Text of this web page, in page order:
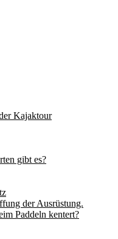
Kajaktour
gibt es?
der Ausrüstung.
Paddeln kentert?